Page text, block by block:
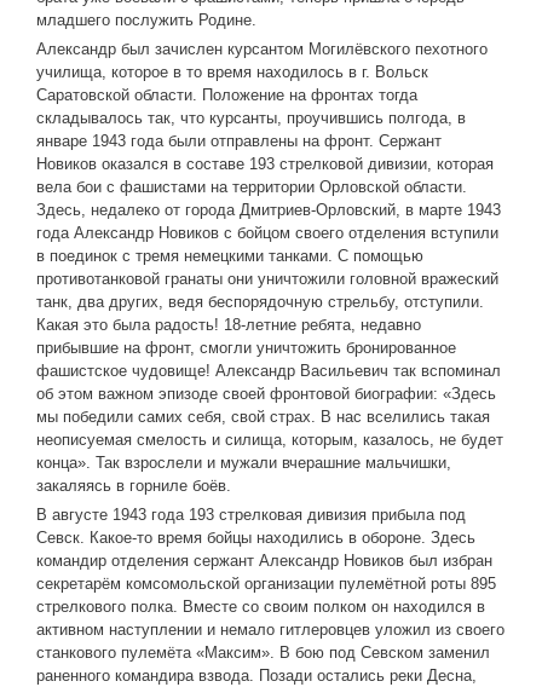
младшего послужить Родине.
Александр был зачислен курсантом Могилёвского пехотного
училища, которое в то время находилось в г. Вольск
Саратовской области. Положение на фронтах тогда
складывалось так, что курсанты, проучившись полгода, в
январе 1943 года были отправлены на фронт. Сержант
Новиков оказался в составе 193 стрелковой дивизии, которая
вела бои с фашистами на территории Орловской области.
Здесь, недалеко от города Дмитриев-Орловский, в марте 1943
года Александр Новиков с бойцом своего отделения вступили
в поединок с тремя немецкими танками. С помощью
противотанковой гранаты они уничтожили головной вражеский
танк, два других, ведя беспорядочную стрельбу, отступили.
Какая это была радость! 18-летние ребята, недавно
прибывшие на фронт, смогли уничтожить бронированное
фашистское чудовище! Александр Васильевич так вспоминал
об этом важном эпизоде своей фронтовой биографии: «Здесь
мы победили самих себя, свой страх. В нас вселились такая
неописуемая смелость и силища, которым, казалось, не будет
конца». Так взрослели и мужали вчерашние мальчишки,
закаляясь в горниле боёв.
В августе 1943 года 193 стрелковая дивизия прибыла под
Севск. Какое-то время бойцы находились в обороне. Здесь
командир отделения сержант Александр Новиков был избран
секретарём комсомольской организации пулемётной роты 895
стрелкового полка. Вместе со своим полком он находился в
активном наступлении и немало гитлеровцев уложил из своего
станкового пулемёта «Максим». В бою под Севском заменил
раненного командира взвода. Позади остались реки Десна,